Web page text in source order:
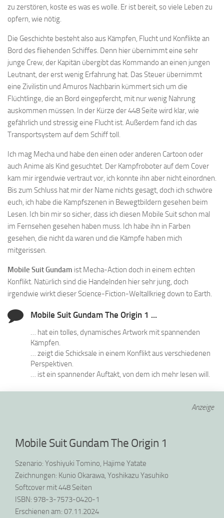
zu zerstören, koste es was es wolle. Er ist bereit, so viele Leben zu
opfern, wie nötig.
Die Geschichte besteht also aus Kämpfen, Flucht und Konflikte an
Bord des fliehenden Schiffes. Denn hier übernimmt eine sehr
junge Crew, der Kapitän übergibt das Kommando an einen jungen
Leutnant, der erst wenig Erfahrung hat. Das Steuer übernimmt
eine Zivilistin und Amuros Nachbarin kümmert sich um die
Flüchtlinge, die an Bord eingepfercht, mit nur wenig Nahrung
auskommen müssen. In der Kürze der 448 Seite wird klar, wie
gefährlich und stressig eine Flucht ist. Außerdem fand ich das
Transportsystem auf dem Schiff toll.
Ich mag Mecha und habe den einen oder anderen Cartoon oder
auch Anime als Kind gesuchtet. Der Kampfroboter auf dem Cover
kam mir irgendwie vertraut vor, ich konnte ihn aber nicht einordnen.
Bis zum Schluss hat mir der Name nichts gesagt, doch ich schwöre
euch, ich habe die Kampfszenen in Bewegtbildern gesehen beim
Lesen. Ich bin mir so sicher, dass ich diesen Mobile Suit schon mal
im Fernsehen gesehen haben muss. Ich habe ihn in Farben
gesehen, die nicht da waren und die Kämpfe haben mich
mitgerissen.
Mobile Suit Gundam ist Mecha-Action doch in einem echten
Konflikt. Natürlich sind die Handelnden hier sehr jung, doch
irgendwie wirkt dieser Science-Fiction-Weltallkrieg down to Earth.
Mobile Suit Gundam The Origin 1 ...
… hat ein tolles, dynamisches Artwork mit spannenden
Kämpfen.
… zeigt die Schicksale in einem Konflikt aus verschiedenen
Perspektiven.
… ist ein spannender Auftakt, von dem ich mehr lesen will.
Anzeige
Mobile Suit Gundam The Origin 1
Szenario: Yoshiyuki Tomino, Hajime Yatate
Zeichnungen: Kunio Okarawa, Yoshikazu Yasuhiko
Softcover mit 448 Seiten
ISBN: 978-3-7573-0420-1
Erschienen am: 07.11.2024